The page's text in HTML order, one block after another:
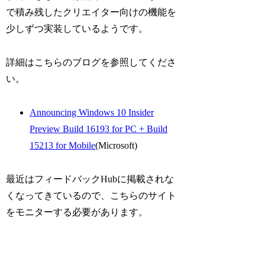
で積み残したクリエイター向けの機能を
少しずつ実装しているようです。
詳細はこちらのブログを参照してくださ
い。
Announcing Windows 10 Insider
Preview Build 16193 for PC + Build
15213 for Mobile(Microsoft)
最近はフィードバックHubに掲載されな
くなってきているので、こちらのサイト
をモニターする必要があります。